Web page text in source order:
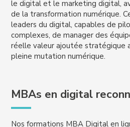
le digital et le marketing digital,
de la transformation numérique.
leaders du digital, capables de
complexes, de manager des
réelle valeur ajoutée stratégique
pleine mutation numérique.
MBAs en digital
Nos formations MBA Digital en